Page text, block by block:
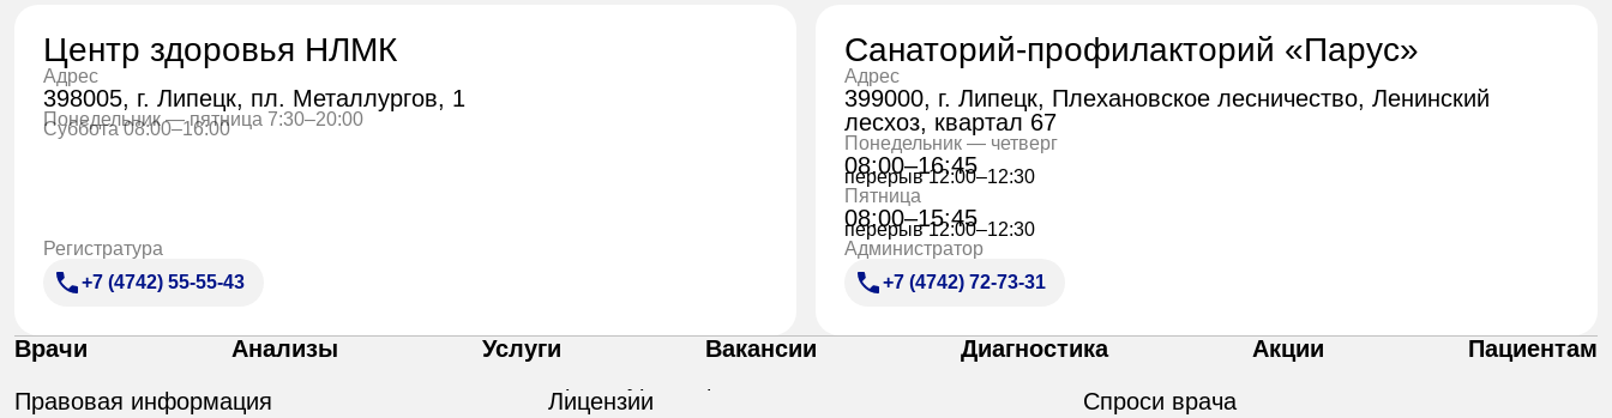
Центр здоровья НЛМК
Адрес
398005, г. Липецк, пл. Металлургов, 1
Понедельник — пятница 7:30–20:00
Суббота 08:00–16:00
Регистратура
+7 (4742) 55-55-43
Санаторий-профилакторий «Парус»
Адрес
399000, г. Липецк, Плехановское лесничество, Ленинский
лесхоз, квартал 67
Понедельник — четверг
08:00–16:45
перерыв 12:00–12:30
Пятница
08:00–15:45
перерыв 12:00–12:30
Администратор
+7 (4742) 72-73-31
Врачи Анализы Услуги Вакансии Диагностика Акции
Пациентам
Правовая информация
Лицензии Спроси врача